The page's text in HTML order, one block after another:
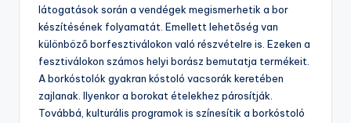
látogatások során a vendégek megismerhetik a bor
készítésének folyamatát. Emellett lehetőség van
különböző borfesztiválokon való részvételre is. Ezeken a
fesztiválokon számos helyi borász bemutatja termékeit.
A borkóstolók gyakran kóstoló vacsorák keretében
zajlanak. Ilyenkor a borokat ételekhez párosítják.
Továbbá, kulturális programok is színesítik a borkóstoló